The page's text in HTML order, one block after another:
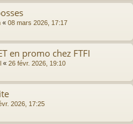
« 08 mars 2026, 17:17
en promo chez FTFI
« 26 févr. 2026, 19:10
2026, 17:25